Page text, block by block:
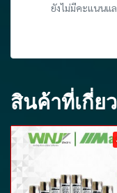
ยังไม่มีคะแนนแ
สินค้าที่เกี่ย